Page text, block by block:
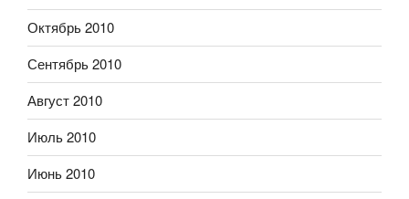
Октябрь 2010
Сентябрь 2010
Август 2010
Июль 2010
Июнь 2010